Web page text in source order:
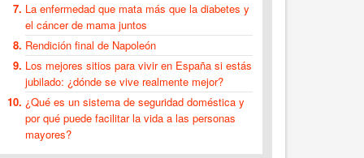
La enfermedad que mata más que la diabetes y
el cáncer de mama juntos
Rendición final de Napoleón
Los mejores sitios para vivir en España si estás
jubilado: ¿dónde se vive realmente mejor?
¿Qué es un sistema de seguridad doméstica y
por qué puede facilitar la vida a las personas
mayores?